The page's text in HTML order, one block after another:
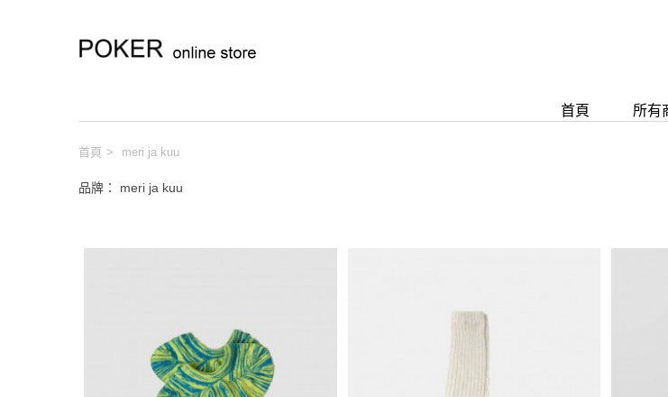
首頁 所有
首頁 > meri ja kuu
品牌： meri ja kuu